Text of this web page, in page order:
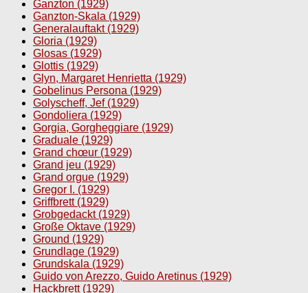
Ganzton (1929)
Ganzton-Skala (1929)
Generalauftakt (1929)
Gloria (1929)
Glosas (1929)
Glottis (1929)
Glyn, Margaret Henrietta (1929)
Gobelinus Persona (1929)
Golyscheff, Jef (1929)
Gondoliera (1929)
Gorgia, Gorgheggiare (1929)
Graduale (1929)
Grand chœur (1929)
Grand jeu (1929)
Grand orgue (1929)
Gregor I. (1929)
Griffbrett (1929)
Grobgedackt (1929)
Große Oktave (1929)
Ground (1929)
Grundlage (1929)
Grundskala (1929)
Guido von Arezzo, Guido Aretinus (1929)
Hackbrett (1929)